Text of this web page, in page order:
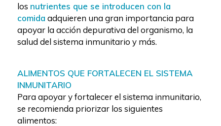
los nutrientes que se introducen con la
comida adquieren una gran importancia para
apoyar la acción depurativa del organismo, la
salud del sistema inmunitario y más.
ALIMENTOS QUE FORTALECEN EL SISTEMA
INMUNITARIO
Para apoyar y fortalecer el sistema inmunitario,
se recomienda priorizar los siguientes
alimentos: